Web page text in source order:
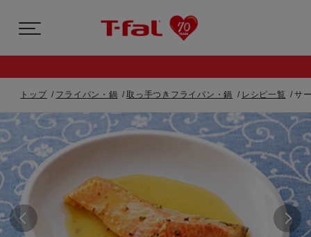
トップ フライパン・鍋 取っ手つきフライパン・鍋 レシピ一覧 サ